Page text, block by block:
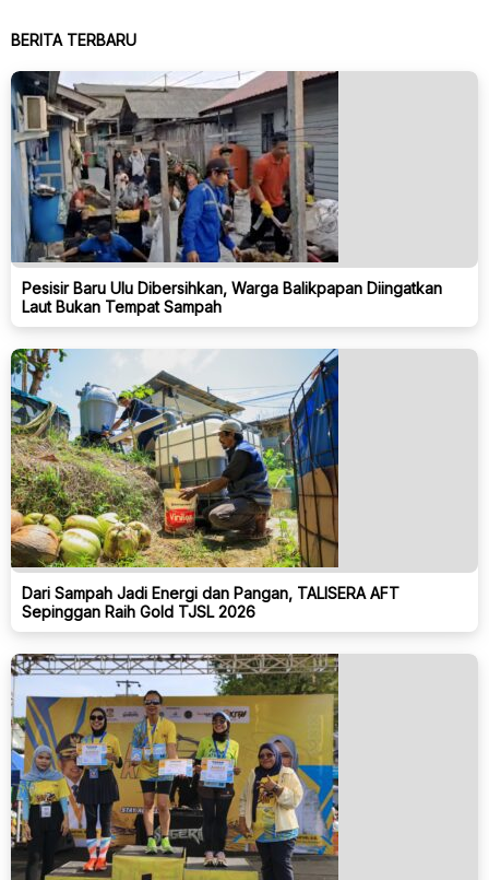
BERITA TERBARU
Pesisir Baru Ulu Dibersihkan, Warga Balikpapan Diingatkan
Laut Bukan Tempat Sampah
Dari Sampah Jadi Energi dan Pangan, TALISERA AFT
Sepinggan Raih Gold TJSL 2026